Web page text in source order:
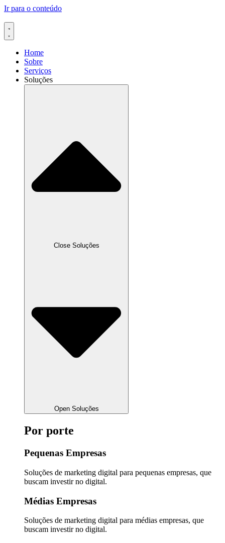
Ir para o conteúdo
Home
Sobre
Serviços
Soluções
Close Soluções
Open Soluções
Por porte
Pequenas Empresas
Soluções de marketing digital para pequenas empresas, que
buscam investir no digital.
Médias Empresas
Soluções de marketing digital para médias empresas, que
buscam investir no digital.